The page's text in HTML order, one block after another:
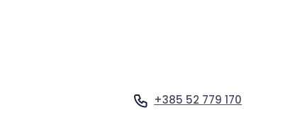
+385 52 779 170